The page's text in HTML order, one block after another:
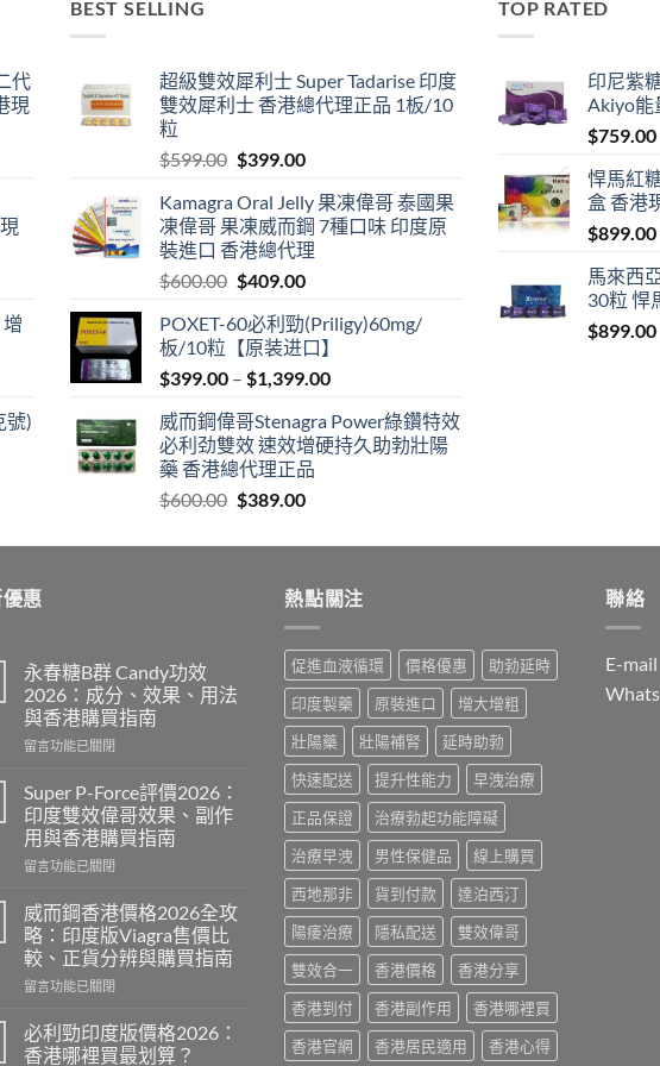
代
現
號)
BEST SELLING
超級雙效犀利士 Super Tadarise 印度
雙效犀利士 香港總代理正品 1板/10
粒
$599.00 Original
was:
$599.00.
$399.00Current
is:
$399.00.
Kamagra Oral Jelly 果凍偉哥 泰國果
凍偉哥 果凍威而鋼 7種口味 印度原
裝進口 香港總代理
$600.00 Original
was:
$600.00.
$409.00Current
is:
$409.00.
POXET-60必利勁(Priligy)60mg/
板/10粒【原装进口】
$399.00 – $1,399.00Price
$399.00
through
威而鋼偉哥Stenagra Power綠鑽特效
必利劲雙效 速效增硬持久助勃壯陽
藥 香港總代理正品
$600.00 Original
was:
$389.00Current
is:
TOP RATED
印尼紫
Akiyo能
$759.00
悍馬紅
盒 香港
$899.00
馬來西
30粒 悍
$899.00
惠
永春糖B群 Candy功效
2026：成分、效果、用法
與香港購買指南
在
春
糖
B
群
Candy
效
2026：
成
分、
效
用
法
留言功能已關閉
Super P-Force評價2026：
印度雙效偉哥效果、副作
用與香港購買指南
在
P-
Force
評
價
2026：
度
雙
留言功能已關閉
威而鋼香港價格2026全攻
略：印度版Viagra售價比
較、正貨分辨與購買指南
在
而
鋼
留言功能已關閉
必利勁印度版價格2026：
香港哪裡買最划算？
熱點關注
促進血液循環 價格優惠
助勃延時
印度製藥
原裝進口
增大增粗
壯陽藥
壯陽補腎
延時助勃
快速配送
提升性能力
早洩治療
正品保證
治療勃起功能障礙
治療早洩
男性保健品
線上購買
西地那非
貨到付款
達泊西汀
陽痿治療
隱私配送
雙效偉哥
雙效合一
香港價格
香港分享
香港到付
香港副作用
香港哪裡買
香港官網
香港居民適用 香港心得
聯絡
E-mail